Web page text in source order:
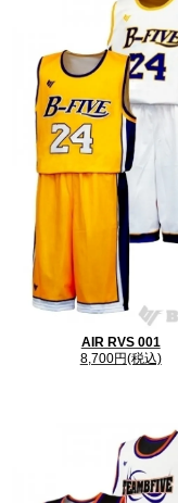
AIR RVS 001
8,700円(税込)